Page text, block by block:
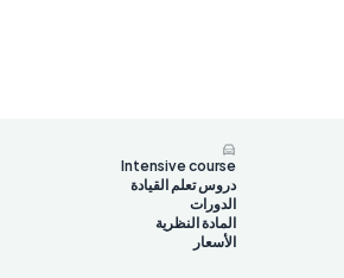
Intensive course
دروس تعلم القيادة
الدورات
المادة النظرية
الأسعار